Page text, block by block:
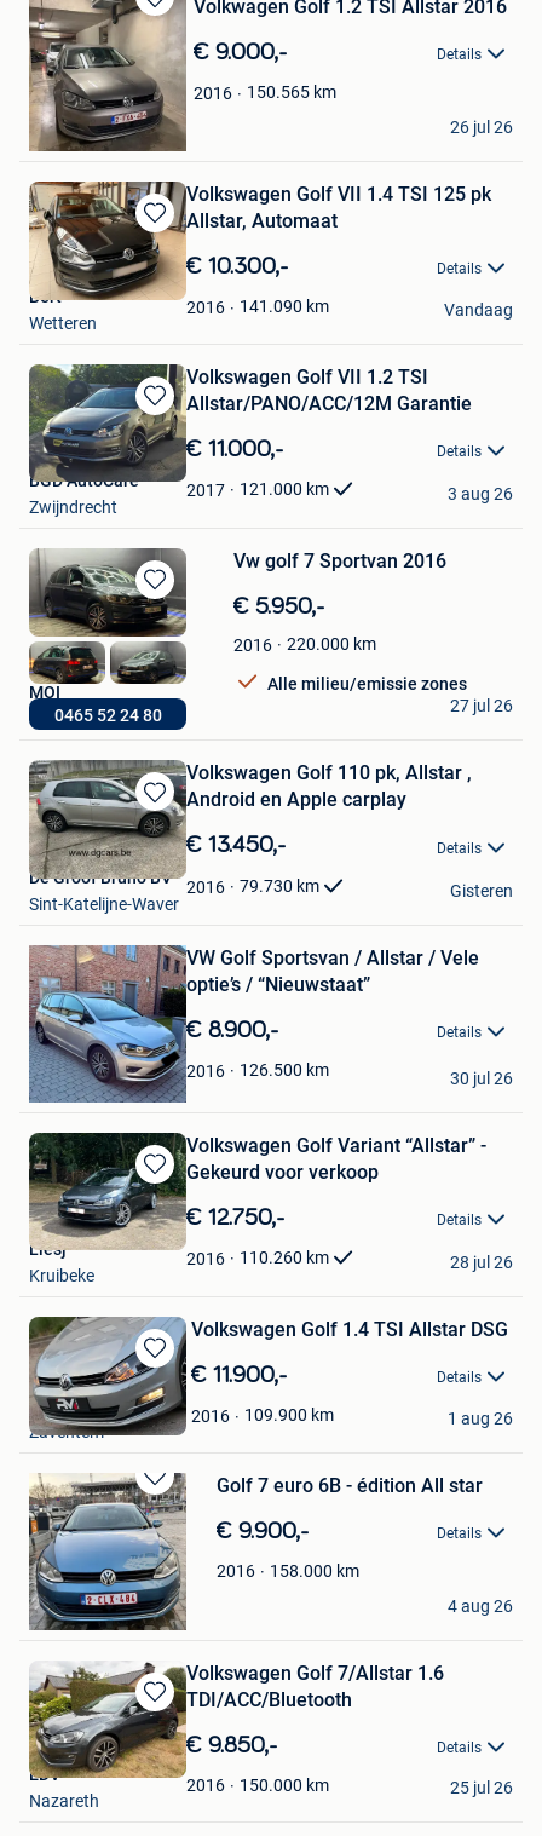
Bewaren
Mijn
Favorieten
Volkwagen Golf 1.2 TSI Allstar 2016
€ 9.000,- Details
2016 150.565 km
Izel CETIN
Hasselt
26 jul 26
Bewaren
in
Mijn
Favorieten
Volkswagen Golf VII 1.4 TSI 125 pk
Allstar, Automaat
€ 10.300,- Details
2016 141.090 km
Bert
Wetteren
Vandaag
Bewaren
in
Mijn
Favorieten
Volkswagen Golf VII 1.2 TSI
Allstar/PANO/ACC/12M Garantie
€ 11.000,- Details
2017 121.000 km
BGD AutoCare
Zwijndrecht
3 aug 26
Bewaren
in
Mijn
Favorieten
0465 52 24 80
Vw golf 7 Sportvan 2016
€ 5.950,-
2016 220.000 km
Alle milieu/emissie zones
MOI
Fleurus
27 jul 26
Bewaren
in
Mijn
Favorieten
Volkswagen Golf 110 pk, Allstar ,
Android en Apple carplay
€ 13.450,- Details
2016 79.730 km
De Groof Bruno BV
Sint-Katelijne-Waver
Gisteren
in
Mijn
Favorieten
VW Golf Sportsvan / Allstar / Vele
optie’s / “Nieuwstaat”
€ 8.900,- Details
2016 126.500 km
Nica
Beerse
30 jul 26
Bewaren
in
Mijn
Favorieten
Volkswagen Golf Variant “Allstar” -
Gekeurd voor verkoop
€ 12.750,- Details
2016 110.260 km
Liesj
Kruibeke
28 jul 26
Bewaren
in
Mijn
Favorieten
Volkswagen Golf 1.4 TSI Allstar DSG
€ 11.900,- Details
2016 109.900 km
RM MOTORS
Zaventem
1 aug 26
Bewaren
in
Mijn
Favorieten
Golf 7 euro 6B - édition All star
€ 9.900,- Details
2016 158.000 km
Ali
Bruxelles
4 aug 26
Bewaren
Mijn
Favorieten
Volkswagen Golf 7/Allstar 1.6
TDI/ACC/Bluetooth
€ 9.850,- Details
2016 150.000 km
EDV
Nazareth
25 jul 26